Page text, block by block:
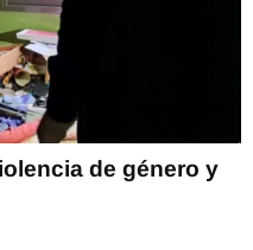
de género y